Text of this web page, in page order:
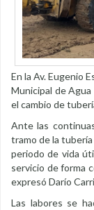
En la Av. Eugenio
Municipal de Agua
el cambio de
Ante las
tramo de la
periodo de vida
servicio de forma
expresó Darío
Las labores se